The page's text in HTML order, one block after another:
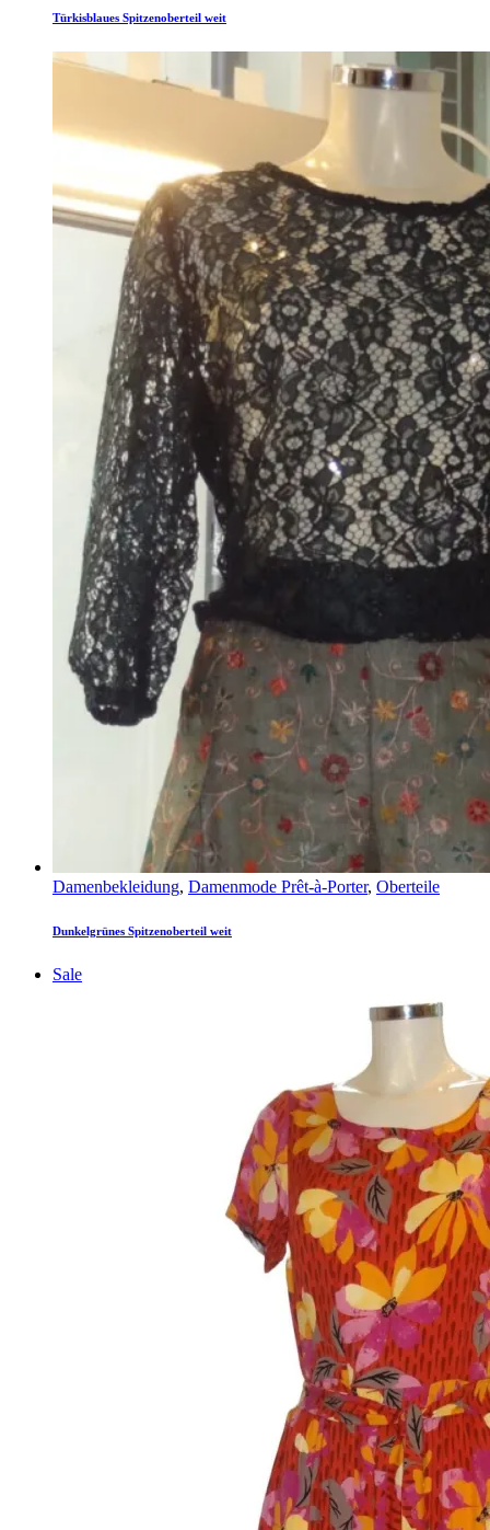
Türkisblaues Spitzenoberteil weit
Damenbekleidung, Damenmode Prêt-à-Porter, Oberteile
Dunkelgrünes Spitzenoberteil weit
Sale